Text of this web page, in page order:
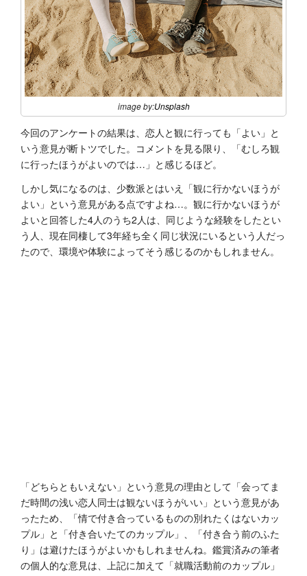
image by:Unsplash
今回のアンケートの結果は、恋人と観に行っても「よい」と
いう意見が断トツでした。コメントを見る限り、「むしろ観
に行ったほうがよいのでは…」と感じるほど。
しかし気になるのは、少数派とはいえ「観に行かないほうが
よい」という意見がある点ですよね…。観に行かないほうが
よいと回答した4人のうち2人は、同じような経験をしたとい
う人、現在同棲して3年経ち全く同じ状況にいるという人だっ
たので、環境や体験によってそう感じるのかもしれません。
「どちらともいえない」という意見の理由として「会ってま
だ時間の浅い恋人同士は観ないほうがいい」という意見があ
ったため、
「情で付き合っているものの別れたくはないカッ
プル」と「付き合いたてのカップル」、「付き合う前のふた
り」 は避けたほうがよいかもしれませんね。鑑賞済みの筆者
の個人的な意見は、上記に加えて「就職活動前のカップル」